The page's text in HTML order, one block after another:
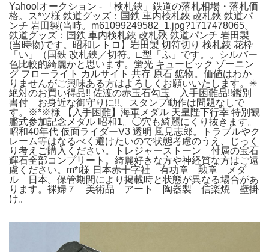
Yahoo!オークション - 「検札鋏」鉄道の落札相場・落札価
格。ス*ツ様 鉄道グッズ：国鉄 車内検札鋏 改札鋏 鉄道パ
ンチ 岩田製(当時。m61099249582_1.jpg?1717478065。
鉄道グッズ：国鉄 車内検札鋏 改札鋏 鉄道パンチ 岩田製
(当時物)です。昭和レトロ】岩田製 切符切り 検札鋏 花枠
「い」（国鉄 改札鋏／切符。□型「ふ」です。。シルバー
色比較的綺麗かと思います。蛍光 キュービック ゾーニン
グ フローライト カルサイト 共存 原石 鉱物。価値はわか
りませんがご興味ある方はよろしくお願いいたします。✳
絶対のお買い得品‼️ 佐渡の赤玉石勾玉 入手困難品‼️鑑別
書付 お身近な御守りに‼️。スタンプ動作は問題なしで
す。※*※様 【入手困難】海軍メダル 天皇陛下行幸 特別観
艦式参加記念メダル 昭和1。◯穴も綺麗にくり抜きます。
昭和40年代 仮面ライダーV3 透明 風見志郎。トラブルやク
レーム等はなるべく避けたいので状態考慮のうえ、じっく
り考えご購入ください。トレジャーストーン 付属の宝石
輝石全部コンプリート。綺麗好きな方や神経質な方はご遠
慮ください。m*t様 日本赤十字社 有功章 勲章 メダ
ル 日本。保管期間により掲載時と状態が異なる場合があ
ります。裸婦７ 美術品 アート 陶器製 信楽焼 壁掛
け。